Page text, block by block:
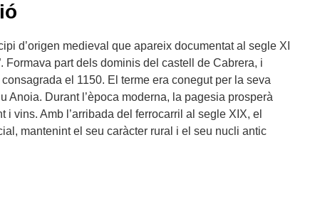
d’origen medieval que apareix documentat al segle XI
Formava part dels dominis del castell de Cabrera, i
consagrada el 1150. El terme era conegut per la seva
Anoia. Durant l’època moderna, la pagesia prosperà
i vins. Amb l’arribada del ferrocarril al segle XIX, el
mantenint el seu caràcter rural i el seu nucli antic